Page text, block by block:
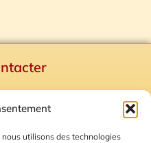
utilisons des technologies
Plan du site